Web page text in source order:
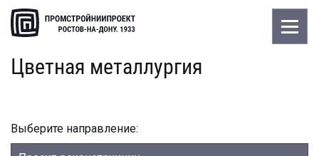
Цветная металлургия
Выберите направление: